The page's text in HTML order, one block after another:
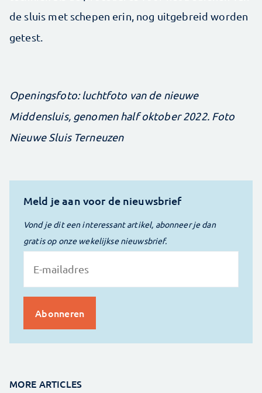
de sluis met schepen erin, nog uitgebreid worden
getest.
Openingsfoto: luchtfoto van de nieuwe
Middensluis, genomen half oktober 2022. Foto
Nieuwe Sluis Terneuzen
Meld je aan voor de nieuwsbrief
Vond je dit een interessant artikel, abonneer je dan
gratis op onze wekelijkse nieuwsbrief.
MORE ARTICLES